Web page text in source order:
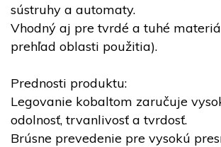
sústruhy a automaty.
Vhodný aj pre tvrdé a tuhé
prehľad oblasti použitia).
Prednosti produktu:
Legovanie kobaltom zaručuje
odolnosť, trvanlivosť a tvrdosť.
Brúsne prevedenie pre vysokú